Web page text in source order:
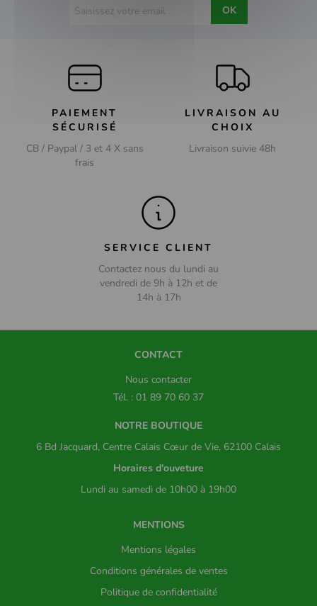
OK
PAIEMENT
SÉCURISÉ
CB / Paypal / 3 et 4 X sans
frais
LIVRAISON AU
CHOIX
Livraison suivie 48h
SERVICE CLIENT
Contactez nous du lundi au
vendredi de 9h à 12h et de
14h à 17h
CONTACT
Nous contacter
Tél. : 01 89 70 60 37
NOTRE BOUTIQUE
6 Bd Jacquard, Centre Calais Cœur de Vie, 62100 Calais
Horaires d'ouveture
Lundi au samedi de 10h00 à 19h00
MENTIONS
Mentions légales
Conditions générales de ventes
Politique de confidentialité